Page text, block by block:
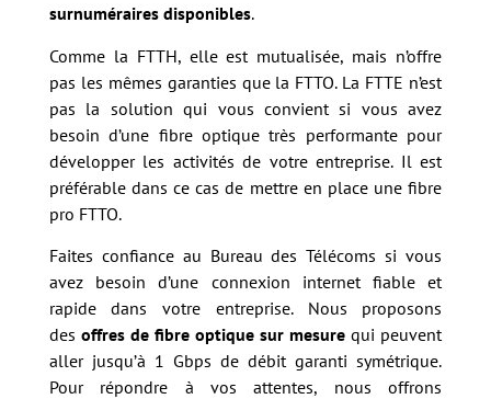
surnuméraires disponibles.
Comme la FTTH, elle est mutualisée, mais n’offre
pas les mêmes garanties que la FTTO. La FTTE n’est
pas la solution qui vous convient si vous avez
besoin d’une fibre optique très performante pour
développer les activités de votre entreprise. Il est
préférable dans ce cas de mettre en place une fibre
pro FTTO.
Faites confiance au Bureau des Télécoms si vous
avez besoin d’une connexion internet fiable et
rapide dans votre entreprise. Nous proposons
des offres de fibre optique sur mesure qui peuvent
aller jusqu’à 1 Gbps de débit garanti symétrique.
Pour répondre à vos attentes, nous offrons